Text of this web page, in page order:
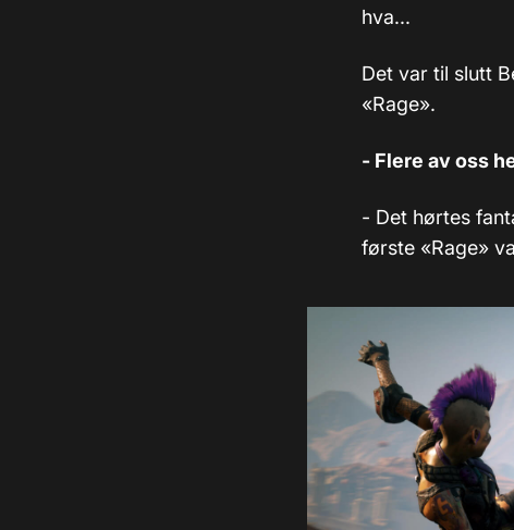
hva...
Det var til slutt
«Rage».
- Flere av oss
- Det hørtes
første «Rage»